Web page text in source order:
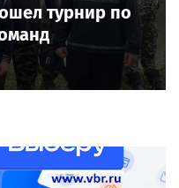
турнир по